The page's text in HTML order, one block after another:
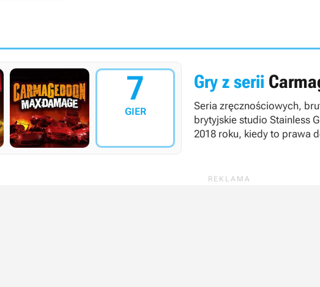
7
GIER
Gry z serii
Seria zręcznościowych,
brytyjskie studio Stainless
2018 roku, kiedy to prawa